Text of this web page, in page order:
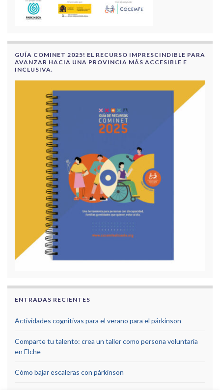
GUÍA COMINET 2025! EL RECURSO IMPRESCINDIBLE PARA
AVANZAR HACIA UNA PROVINCIA MÁS ACCESIBLE E
INCLUSIVA.
ENTRADAS RECIENTES
Actividades cognitivas para el verano para el párkinson
Comparte tu talento: crea un taller como persona voluntaria
en Elche
Cómo bajar escaleras con párkinson